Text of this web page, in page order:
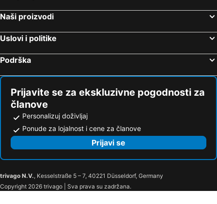
Naši proizvodi
Uslovi i politike
Podrška
Prijavite se za ekskluzivne pogodnosti za
članove
Personalizuj doživljaj
Ponude za lojalnost i cene za članove
Prijavi se
trivago N.V., Kesselstraße 5 – 7, 40221 Düsseldorf, Germany
Copyright 2026 trivago | Sva prava su zadržana.